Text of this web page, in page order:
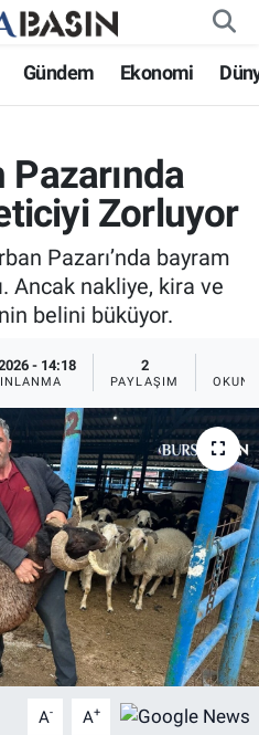
Gündem Ekonomi
Zorluyor
Pazarı’nda bayram
Ancak nakliye, kira ve
belini büküyor.
- 14:18 2
PAYLAŞIM
A- A+
Haritası
ve Fikstür